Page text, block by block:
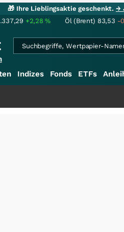
🎁 Ihre Lieblingsaktie geschenkt.→
+2,28% Öl (Brent) 83,53 -
Indizes Fonds ETFs